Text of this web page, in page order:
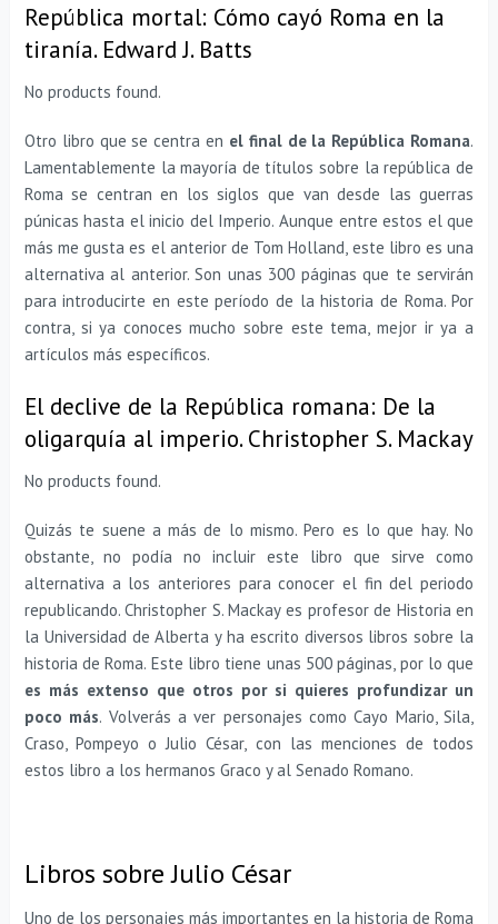
República mortal: Cómo cayó Roma en la
tiranía. Edward J. Batts
No products found.
Otro libro que se centra en el final de la República Romana.
Lamentablemente la mayoría de títulos sobre la república de
Roma se centran en los siglos que van desde las guerras
púnicas hasta el inicio del Imperio. Aunque entre estos el que
más me gusta es el anterior de Tom Holland, este libro es una
alternativa al anterior. Son unas 300 páginas que te servirán
para introducirte en este período de la historia de Roma. Por
contra, si ya conoces mucho sobre este tema, mejor ir ya a
artículos más específicos.
El declive de la República romana: De la
oligarquía al imperio. Christopher S. Mackay
No products found.
Quizás te suene a más de lo mismo. Pero es lo que hay. No
obstante, no podía no incluir este libro que sirve como
alternativa a los anteriores para conocer el fin del periodo
republicando. Christopher S. Mackay es profesor de Historia en
la Universidad de Alberta y ha escrito diversos libros sobre la
historia de Roma. Este libro tiene unas 500 páginas, por lo que
es más extenso que otros por si quieres profundizar un
poco más. Volverás a ver personajes como Cayo Mario, Sila,
Craso, Pompeyo o Julio César, con las menciones de todos
estos libro a los hermanos Graco y al Senado Romano.
Libros sobre Julio César
Uno de los personajes más importantes en la historia de Roma